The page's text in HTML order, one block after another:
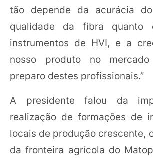
tão depende da acurácia
qualidade da fibra quanto
instrumentos de HVI, e a
nosso produto no
preparo destes profissionais.”
A presidente falou da
realização de formações de
locais de produção crescente,
da fronteira agrícola do